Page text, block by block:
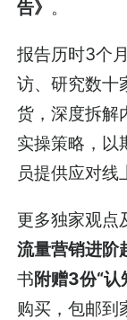
告》 。
报告历时3个
访、研究数十
货，深度拆解
实操策略，以
员提供应对线
更多独家观点
流量营销进阶
书附赠3份“认
购买，包邮到